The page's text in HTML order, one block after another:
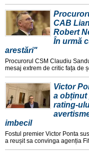
CAB
Robert
În urmă
arestări"
Procurorul CSM Claudiu
mesaj extrem de critic fața de
Victor
a obținut
rating-
imbecil
Fostul premier Victor Ponta
a reușit sa convinga agenția